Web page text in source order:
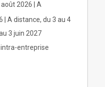
2026 | A
| A distance, du 3 au 4
3 juin 2027
entreprise